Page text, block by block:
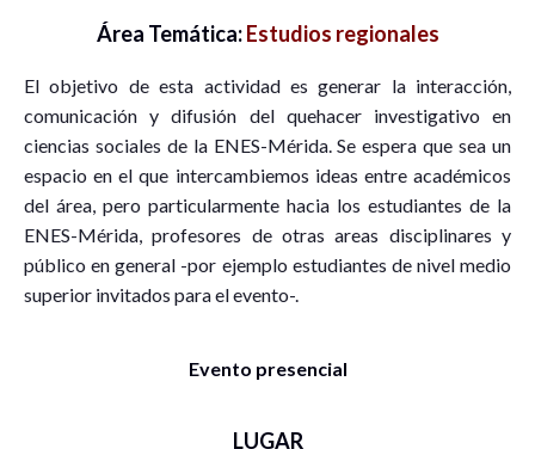
Área Temática:Estudios regionales
El objetivo de esta actividad es generar la interacción,
comunicación y difusión del quehacer investigativo en
ciencias sociales de la ENES-Mérida. Se espera que sea un
espacio en el que intercambiemos ideas entre académicos
del área, pero particularmente hacia los estudiantes de la
ENES-Mérida, profesores de otras areas disciplinares y
público en general -por ejemplo estudiantes de nivel medio
superior invitados para el evento-.
Evento presencial
LUGAR